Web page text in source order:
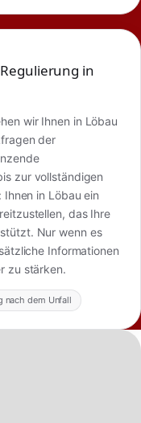
in
wir Ihnen in Löbau
der
zur vollständigen
in Löbau ein
das Ihre
Nur wenn es
Informationen
zu stärken.
nach dem Unfall